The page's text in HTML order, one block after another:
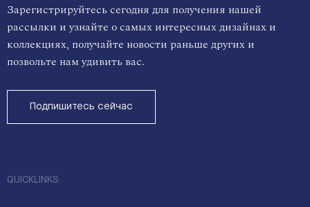
Зарегистрируйтесь сегодня для получения нашей
рассылки и узнайте о самых интересных дизайнах и
коллекциях, получайте новости раньше других и
позвольте нам удивить вас.
Подпишитесь сейчас
QUICKLINKS